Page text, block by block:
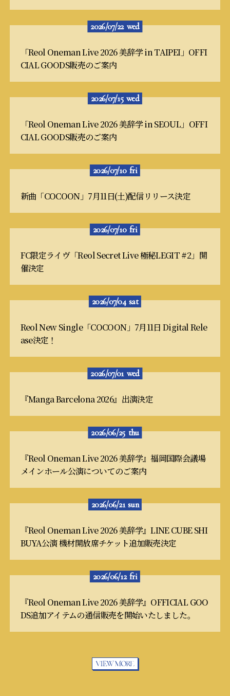
2026/07/22 wed
「Reol Oneman Live 2026 美辞学 in TAIPEI」OFFI
CIAL GOODS販売のご案内
2026/07/15 wed
「Reol Oneman Live 2026 美辞学 in SEOUL」OFFI
CIAL GOODS販売のご案内
2026/07/10 fri
新曲「COCOON」7月11日(土)配信リリース決定
2026/07/10 fri
FC限定ライヴ「Reol Secret Live 極秘LEGIT #2」開
催決定
2026/07/04 sat
Reol New Single「COCOON」7月11日 Digital Rele
ase決定！
2026/07/01 wed
『Manga Barcelona 2026』出演決定
2026/06/25 thu
『Reol Oneman Live 2026 美辞学』福岡国際会議場
メインホール公演についてのご案内
2026/06/21 sun
『Reol Oneman Live 2026 美辞学』LINE CUBE SHI
BUYA公演 機材開放席チケット追加販売決定
2026/06/12 fri
『Reol Oneman Live 2026 美辞学』OFFICIAL GOO
DS追加アイテムの通信販売を開始いたしました。
VIEW